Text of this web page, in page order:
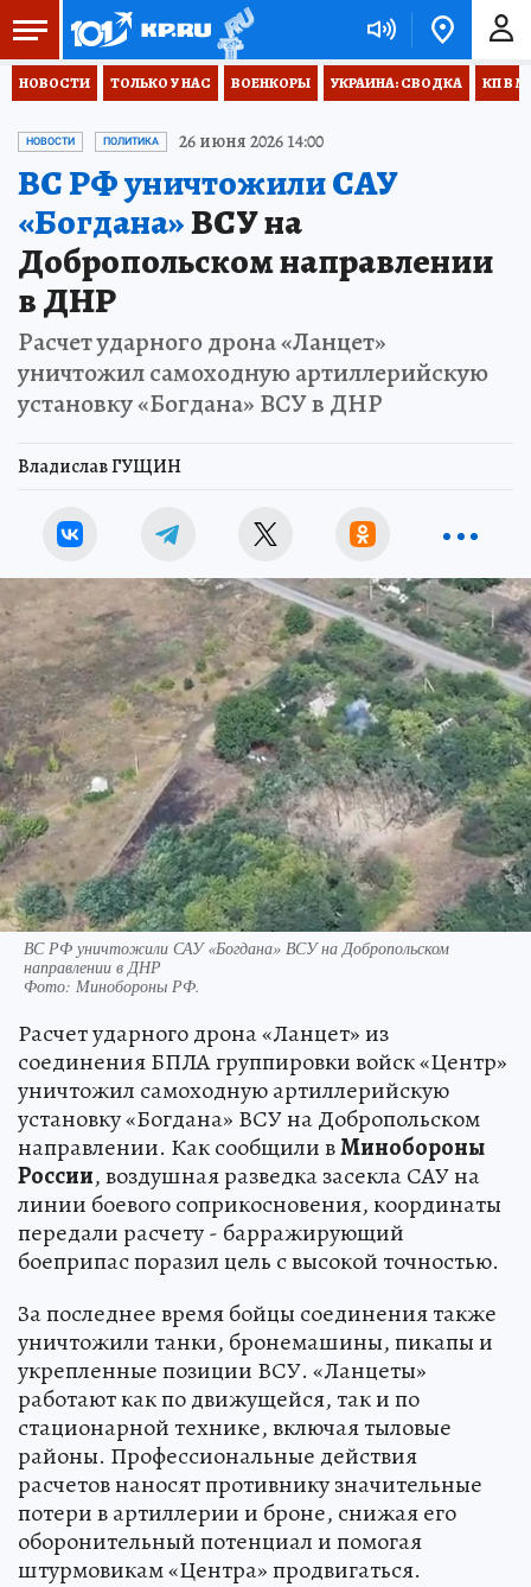
НОВОСТИ ТОЛЬКО У НАС ВОЕНКОРЫ УКРАИНА: СВОДКА КП В
НОВОСТИ ПОЛИТИКА 26 июня 2026 14:00
ВС РФ уничтожили САУ
«Богдана»ВСУ на
Добропольском направлении
в ДНР
Расчет ударного дрона «Ланцет»
уничтожил самоходную артиллерийскую
установку «Богдана» ВСУ в ДНР
Владислав ГУЩИН
ВС РФ уничтожили САУ «Богдана» ВСУ на Добропольском
направлении в ДНР
Фото: Минобороны РФ.
Расчет ударного дрона «Ланцет» из
соединения БПЛА группировки войск «Центр»
уничтожил самоходную артиллерийскую
установку «Богдана» ВСУ на Добропольском
направлении. Как сообщили вМинобороны
России, воздушная разведка засекла САУ на
линии боевого соприкосновения, координаты
передали расчету - барражирующий
боеприпас поразил цель с высокой точностью.
За последнее время бойцы соединения также
уничтожили танки, бронемашины, пикапы и
укрепленные позиции ВСУ. «Ланцеты»
работают как по движущейся, так и по
стационарной технике, включая тыловые
районы. Профессиональные действия
расчетов наносят противнику значительные
потери в артиллерии и броне, снижая его
оборонительный потенциал и помогая
штурмовикам «Центра» продвигаться.